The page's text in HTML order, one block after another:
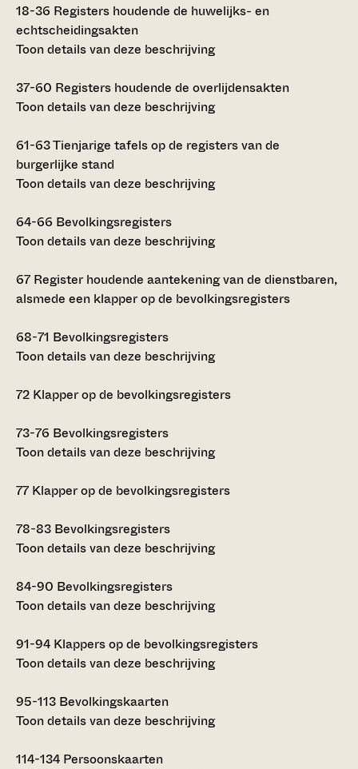
18-36 Registers houdende de huwelijks- en
echtscheidingsakten
Toon details van deze beschrijving
37-60 Registers houdende de overlijdensakten
Toon details van deze beschrijving
61-63Tienjarige tafels op de registers van de
burgerlijke stand
Toon details van deze beschrijving
64-66 Bevolkingsregisters
Toon details van deze beschrijving
67 Register houdende aantekening van de dienstbaren,
alsmede een klapper op de bevolkingsregisters
68-71 Bevolkingsregisters
Toon details van deze beschrijving
72 Klapper op de bevolkingsregisters
73-76 Bevolkingsregisters
Toon details van deze beschrijving
77 Klapper op de bevolkingsregisters
78-83 Bevolkingsregisters
Toon details van deze beschrijving
84-90 Bevolkingsregisters
Toon details van deze beschrijving
91-94 Klappers op de bevolkingsregisters
Toon details van deze beschrijving
95-113 Bevolkingskaarten
Toon details van deze beschrijving
114-134 Persoonskaarten